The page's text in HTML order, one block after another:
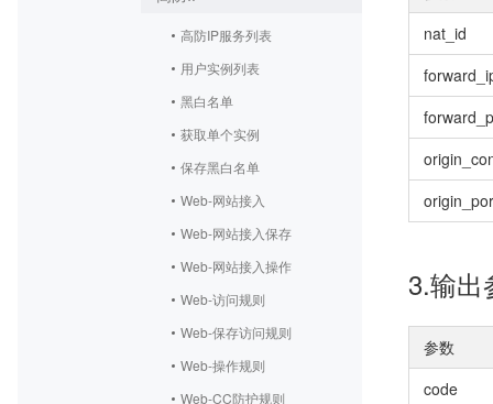
高防IP服务列表
用户实例列表
黑白名单
获取单个实例
保存黑白名单
Web-网站接入
Web-网站接入保存
Web-网站接入操作
Web-访问规则
Web-保存访问规则
Web-操作规则
Web-CC防护规则
nat_id
3.输出
参数
code